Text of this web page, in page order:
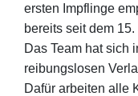
ersten Impflinge
bereits seit dem
Das Team hat sich
reibungslosen
Dafür arbeiten alle